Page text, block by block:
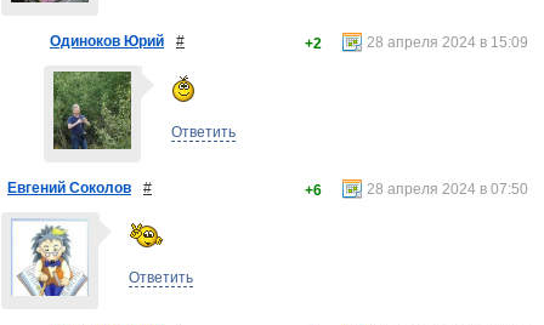
Одиноков Юрий # 28 апреля 2024 в 15:09
+2
Ответить
Евгений Соколов # 28 апреля 2024 в 07:50
+6
Ответить